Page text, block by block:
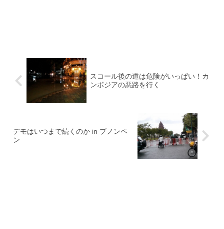
スコール後の道は危険がいっぱい！カ
ンボジアの悪路を行く
デモはいつまで続くのか in プノンペ
ン